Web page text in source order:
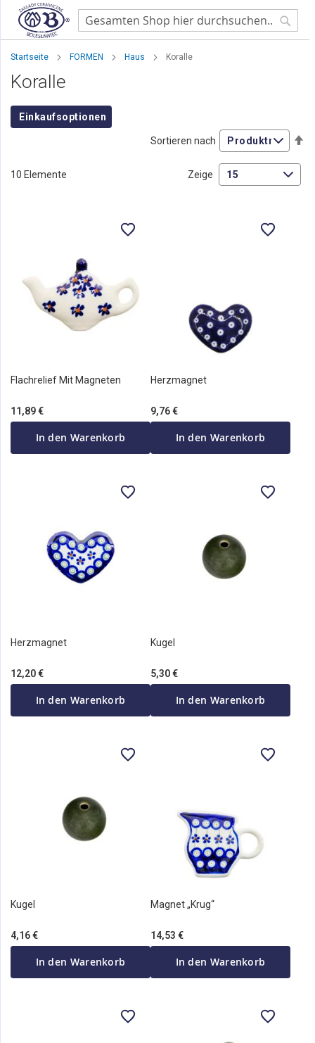
Startseite FORMEN Haus Koralle
Koralle
Einkaufsoptionen
10 Elemente
Sortieren nach
Zeige
Flachrelief Mit Magneten
11,89 €
In den Warenkorb
Herzmagnet
9,76 €
In den Warenkorb
Herzmagnet
12,20 €
In den Warenkorb
Kugel
5,30 €
In den Warenkorb
Kugel
4,16 €
In den Warenkorb
Magnet „Krug“
14,53 €
In den Warenkorb